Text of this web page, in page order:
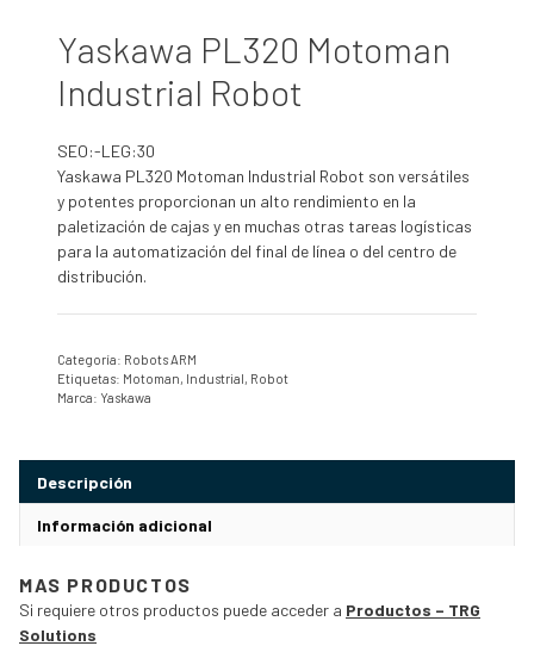
Yaskawa PL320 Motoman
Industrial Robot
SEO:-LEG:30
Yaskawa PL320 Motoman Industrial Robot son versátiles
y potentes proporcionan un alto rendimiento en la
paletización de cajas y en muchas otras tareas logísticas
para la automatización del final de línea o del centro de
distribución.
Categoría: Robots ARM
Etiquetas: Motoman, Industrial, Robot
Marca: Yaskawa
Descripción
Información adicional
MAS PRODUCTOS
Si requiere otros productos puede acceder a Productos – TRG
Solutions